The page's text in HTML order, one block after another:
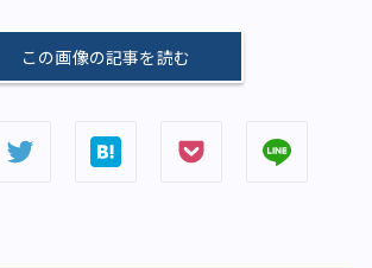
この画像の記事を読む